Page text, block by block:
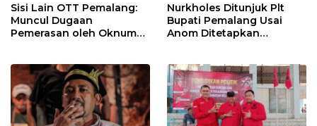
Sisi Lain OTT Pemalang:
Muncul Dugaan
Pemerasan oleh Oknum
Nurkholes Ditunjuk Plt
Bupati Pemalang Usai
Anom Ditetapkan